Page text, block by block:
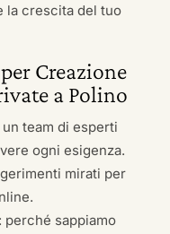
la crescita del tuo
Creazione
a Polino
un team di esperti
ogni esigenza.
mirati per
perché sappiamo